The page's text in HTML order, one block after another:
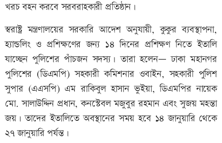
খরচ বহন করবে সরবরাহকারী প্রতিষ্ঠান।
স্বরাষ্ট্র মন্ত্রণালয়ের সরকারি আদেশ অনুযায়ী, কুকুর ব্যবস্থাপনা,
হ্যান্ডলিং ও প্রশিক্ষণের জন্য ১৪ দিনের প্রশিক্ষণ নিতে ইতালি
যাচ্ছেন পুলিশের পাঁচজন সদস্য। তারা হলেন— ঢাকা মহানগর
পুলিশের (ডিএমপি) সহকারী কমিশনার ওবাইন, সহকারী পুলিশ
সুপার (এএসপি) এম রাকিবুল হাসান ভুইয়া, ডিএমপির নায়েক
মো. সালাউদ্দিন প্রধান, কনস্টেবল মজুবুর রহমান এবং সুজয় মহন্তা
জয়। তাদের ইতালিতে অবস্থানের সময় হবে ১৪ জানুয়ারি থেকে
২৭ জানুয়ারি পর্যন্ত।